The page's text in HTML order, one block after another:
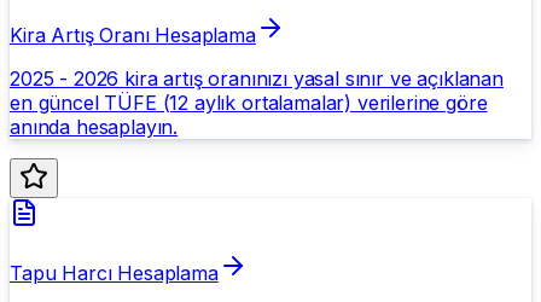
Kira Artış Oranı Hesaplama
2025 - 2026 kira artış oranınızı yasal sınır ve açıklanan
en güncel TÜFE (12 aylık ortalamalar) verilerine göre
anında hesaplayın.
Tapu Harcı Hesaplama